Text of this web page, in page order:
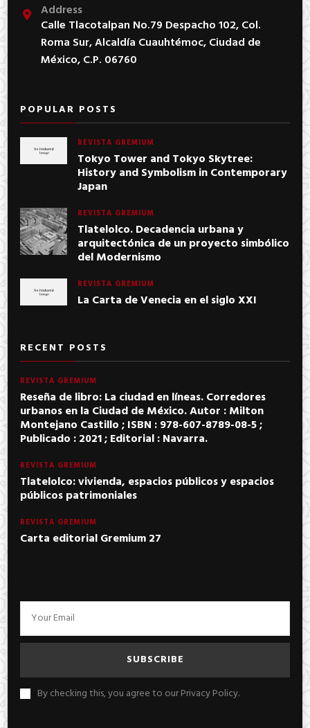
Address
Calle Tlacotalpan No.79 Despacho 102, Col.
Roma Sur, Alcaldía Cuauhtémoc, Ciudad de
México, C.P. 06760
POPULAR POSTS
REVISTA GREMIUM
Tokyo Tower and Tokyo Skytree:
History and Symbolism in Contemporary
Japan
REVISTA GREMIUM
Tlatelolco. Decadencia urbana y
arquitectónica de un proyecto simbólico
del Modernismo
REVISTA GREMIUM
La Carta de Venecia en el siglo XXI
RECENT POSTS
REVISTA GREMIUM
Reseña de libro: La ciudad en líneas. Corredores
urbanos en la Ciudad de México. Autor : Milton
Montejano Castillo ; ISBN : 978-607-8789-08-5 ;
Publicado : 2021 ; Editorial : Navarra.
REVISTA GREMIUM
Tlatelolco: vivienda, espacios públicos y espacios
públicos patrimoniales
REVISTA GREMIUM
Carta editorial Gremium 27
By checking this, you agree to our Privacy Policy.